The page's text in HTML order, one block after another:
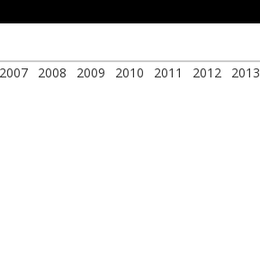
2007 2008 2009 2010 2011 2012 2013